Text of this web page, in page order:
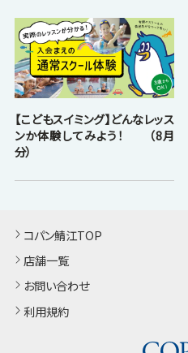
【こどもスイミング】どんなレッス
ンか体験してみよう！ （8月
分）
コパン鯖江TOP
店舗一覧
お問い合わせ
利用規約